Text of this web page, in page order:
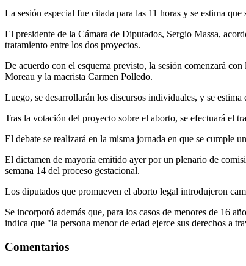
La sesión especial fue citada para las 11 horas y se estima
El presidente de la Cámara de Diputados, Sergio Massa,
tratamiento entre los dos proyectos.
De acuerdo con el esquema previsto, la sesión comenzará
Moreau y la macrista Carmen Polledo.
Luego, se desarrollarán los discursos individuales, y se
Tras la votación del proyecto sobre el aborto, se efectuará el
El debate se realizará en la misma jornada en que se cumple
El dictamen de mayoría emitido ayer por un plenario de
semana 14 del proceso gestacional.
Los diputados que promueven el aborto legal introdujeron
Se incorporó además que, para los casos de menores de 16
indica que "la persona menor de edad ejerce sus derechos a
Comentarios